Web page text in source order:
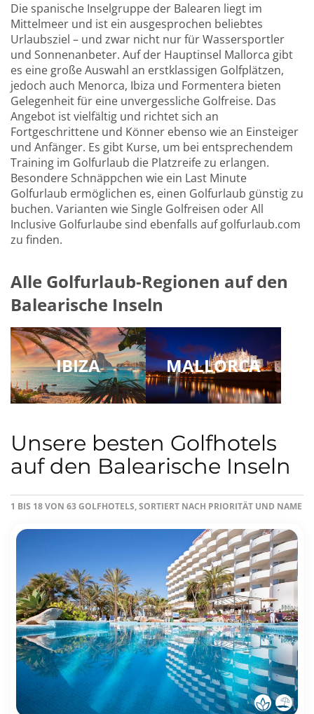
Die spanische Inselgruppe der Balearen liegt im
Mittelmeer und ist ein ausgesprochen beliebtes
Urlaubsziel – und zwar nicht nur für Wassersportler
und Sonnenanbeter. Auf der Hauptinsel Mallorca gibt
es eine große Auswahl an erstklassigen Golfplätzen,
jedoch auch Menorca, Ibiza und Formentera bieten
Gelegenheit für eine unvergessliche Golfreise. Das
Angebot ist vielfältig und richtet sich an
Fortgeschrittene und Könner ebenso wie an Einsteiger
und Anfänger. Es gibt Kurse, um bei entsprechendem
Training im Golfurlaub die Platzreife zu erlangen.
Besondere Schnäppchen wie ein Last Minute
Golfurlaub ermöglichen es, einen Golfurlaub günstig zu
buchen. Varianten wie Single Golfreisen oder All
Inclusive Golfurlaube sind ebenfalls auf golfurlaub.com
zu finden.
Alle Golfurlaub-Regionen auf den
Balearische Inseln
IBIZA MALLORCA
Unsere besten Golfhotels
auf den Balearische Inseln
1 BIS 18 VON 63 GOLFHOTELS, SORTIERT NACH PRIORITÄT UND NAME